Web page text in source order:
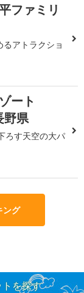
ファミリ
アトラクショ
ート
野県
ろす天空の大パ
ング
を探す